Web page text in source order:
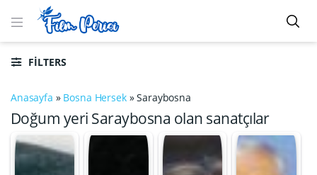
FILTERS
Anasayfa » Bosna Hersek»Saraybosna
Doğum yeri Saraybosna olan sanatçılar